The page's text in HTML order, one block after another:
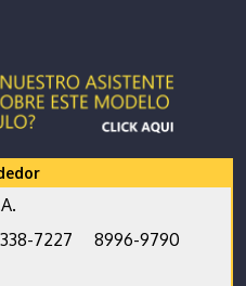
7227
8996-9790